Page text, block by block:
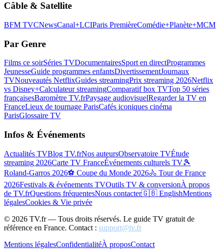
Câble & Satellite
BFM TVCNewsCanal+LCIParis PremièreComédie+Planète+MCM
Par Genre
Films ce soirSéries TVDocumentairesSport en directProgrammes
JeunesseGuide programmes enfantsDivertissementJournaux
TVNouveautés NetflixGuides streamingPrix streaming 2026Netflix
vs Disney+Calculateur streamingComparatif box TVTop 50 séries
françaisesBaromètre TV.frPaysage audiovisuelRegarder la TV en
FranceLieux de tournage ParisCafés iconiques cinéma
ParisGlossaire TV
Infos & Événements
Actualités TVBlog TV.frNos auteursObservatoire TVÉtude
streaming 2026Carte TV FranceÉvénements culturels TV🎾
Roland-Garros 2026⚽ Coupe du Monde 2026🚴 Tour de France
2026Festivals & événements TVOutils TV & conversionÀ propos
de TV.frQuestions fréquentesNous contacter🇬🇧 EnglishMentions
légalesCookies & Vie privée
© 2026 TV.fr — Tous droits réservés. Le guide TV gratuit de
référence en France. Contact : support@tv.fr
Mentions légalesConfidentialitéÀ proposContact